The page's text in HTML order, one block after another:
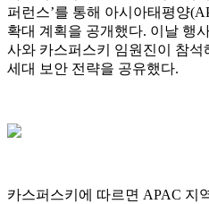
퍼런스’를 통해 아시아태평양
확대 계획을 공개했다. 이날 행
사와 카스퍼스키 임원진이 참
세대 보안 전략을 공유했다.
카스퍼스키에 따르면 APAC 지